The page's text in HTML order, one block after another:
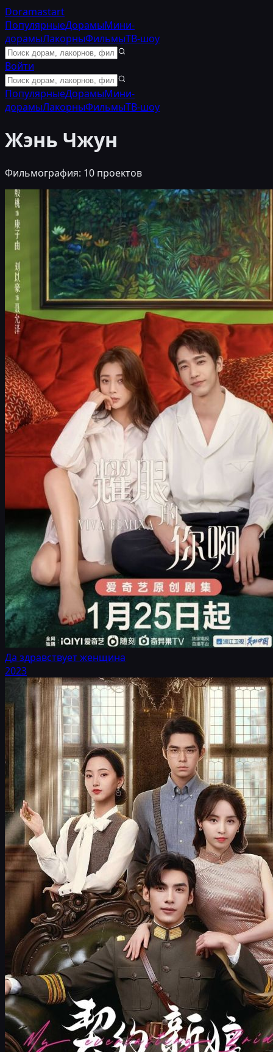
Doramastart
ПопулярныеДорамыМини-
дорамыЛакорныФильмыТВ-шоу
Войти
ПопулярныеДорамыМини-
дорамыЛакорныФильмыТВ-шоу
Жэнь Чжун
Фильмография: 10 проектов
Да здравствует женщина
2023